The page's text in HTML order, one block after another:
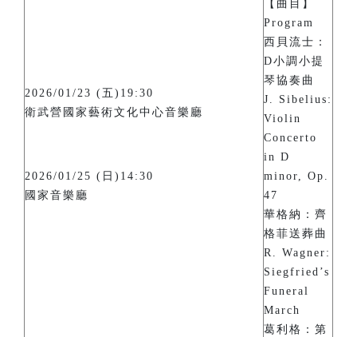
2026/01/23 (五)19:30
衛武營國家藝術文化中心音樂廳
2026/01/25 (日)14:30
國家音樂廳
【曲目】
Program
西貝流士：
D小調小提
琴協奏曲
J. Sibelius:
Violin
Concerto
in D
minor, Op.
47
華格納：齊
格菲送葬曲
R. Wagner:
Siegfried’s
Funeral
March
葛利格：第